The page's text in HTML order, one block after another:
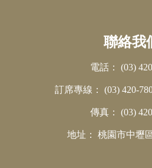
聯絡我
電話： (03)
訂席專線： (03) 420-
傳真： (03)
地址： 桃園市中壢